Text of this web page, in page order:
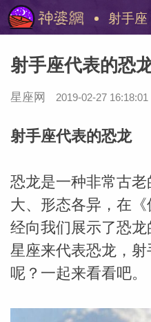
美国神
射手座
射手座代表的恐
星座网 2019-02-27 16:18:01
射手座代表的恐龙
恐龙是一种非常古
大、形态各异，在
经向我们展示了恐
星座来代表恐龙，
呢？一起来看看吧。